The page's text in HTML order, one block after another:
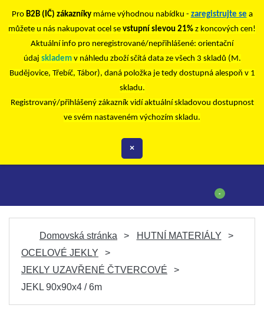
Pro B2B (IČ) zákazníkymáme výhodnou nabídku - zaregistrujte se a
můžete u nás nakupovat ocel se vstupní slevou 21% z koncových cen!
Aktuální info pro neregistrované/nepřihlášené: orientační
údaj skladem v náhledu zboží sčítá data ze všech 3 skladů (M.
Budějovice, Třebíč, Tábor), daná položka je tedy dostupná alespoň v 1
skladu.
Registrovaný/přihlášený zákazník vidí aktuální skladovou dostupnost
ve svém nastaveném výchozím skladu.
×
-
Domovská stránka
HUTNÍ MATERIÁLY
OCELOVÉ JEKLY
JEKLY UZAVŘENÉ ČTVERCOVÉ
JEKL 90x90x4 / 6m